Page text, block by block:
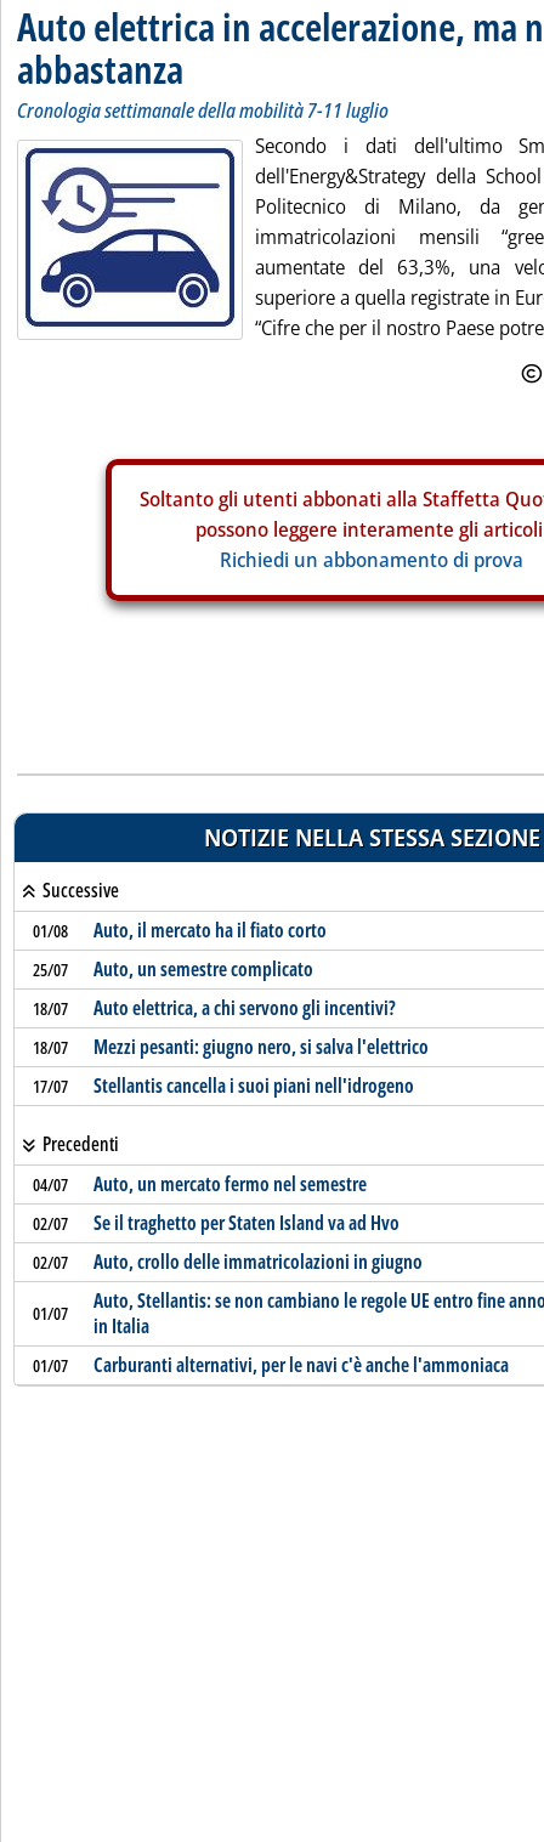
Auto elettrica in accelerazione, ma
abbastanza
Cronologia settimanale della mobilità 7-11 luglio
Secondo i dati dell'ultimo
dell'Energy&Strategy della
Politecnico di Milano, da
immatricolazioni mensili
aumentate del 63,3%, una
superiore a quella registrate in
“Cifre che per il nostro Paese
Soltanto gli utenti abbonati alla Staffetta
possono leggere interamente gli
Richiedi un abbonamento di prova
NOTIZIE NELLA STESSA SEZIONE
Successive
01/08 Auto, il mercato ha il fiato corto
25/07 Auto, un semestre complicato
18/07 Auto elettrica, a chi servono gli incentivi?
18/07 Mezzi pesanti: giugno nero, si salva l'elettrico
17/07 Stellantis cancella i suoi piani nell'idrogeno
Precedenti
04/07 Auto, un mercato fermo nel semestre
02/07 Se il traghetto per Staten Island va ad Hvo
02/07 Auto, crollo delle immatricolazioni in giugno
01/07
Auto, Stellantis: se non cambiano le regole UE entro fine
in Italia
01/07 Carburanti alternativi, per le navi c'è anche l'ammoniaca